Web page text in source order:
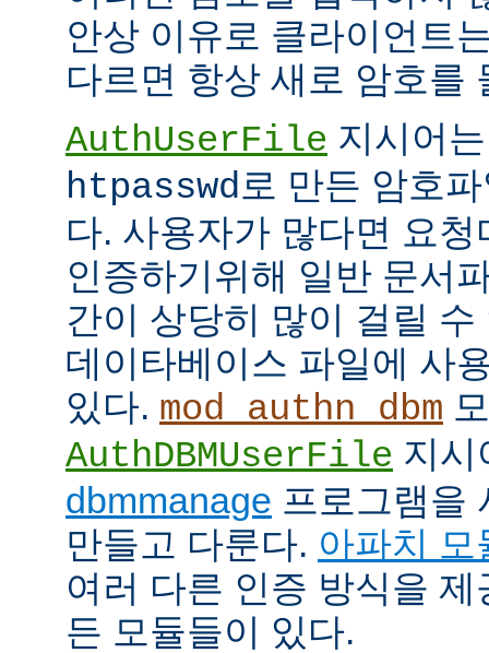
안상 이유로 클라이언트
다르면 항상 새로 암호를
AuthUserFile 지시어
htpasswd 로 만든 암호
다. 사용자가 많다면 요
인증하기위해 일반 문서
간이 상당히 많이 걸릴
데이타베이스 파일에 사
있다. mod_authn_dbm
AuthDBMUserFile 지시
dbmmanage 프로그램을
만들고 다룬다. 아파치
여러 다른 인증 방식을
든 모듈들이 있다.